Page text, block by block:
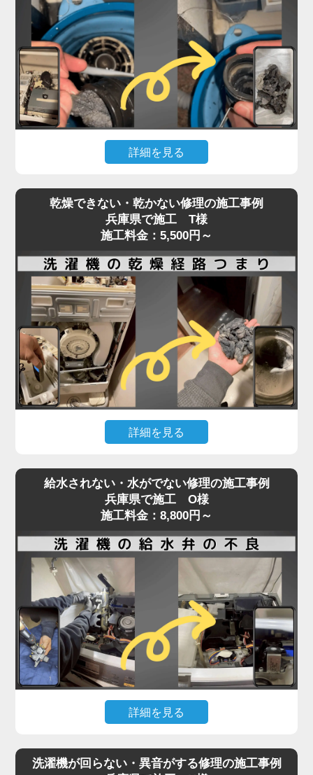
詳細を見る
くなった場合、内部に詰まった汚れや異物が原因で
あることが少なくありません。
排水口や排水フィルターの清掃で改善しない場合、
洗濯機内部のホースやポンプ部分に詰まりが起きて
いる可能性が高く、分解作業が必要となる専門的な
修理が求められます。実際の現場では、ホコリ・洗
剤カス・髪の毛などが固まり、水の流れを完全に塞
いでいることも。
排水エラーや脱水中の停止などの症状が出た場合、
無理に使用を続けるとモーターや基板の故障につな
がり、修理費用が高額になるリスクもあります。
「家電の達人」では、こうした内部詰まりの除去や
排水系統の点検・修理を最短即日で対応可能。
実に原因を特定し、適切な処置を行います。
排水・脱水のトラブルは、ぜひお早めにご相談くだ
乾燥できない・乾かない修理の施工事例
兵庫県で施工 T様
施工料金：5,500円～
詳細を見る
といった症状が出た場合、原因の多くは乾燥経路の
奥に溜まったホコリや汚れです。
フィルターを掃除しても改善しないときは、手の届
かない乾燥ダクト内部やヒートポンプ周辺に汚れが
詰まっている可能性が高く、自力での対応が難しい
状態です。
実際の現場では、数年分のホコリや繊維クズが乾燥
経路を完全に塞ぎ、熱風が循環できず乾燥が不完全
になるケースが多数見られます。
そのまま放置すると、ヒートポンプの故障や基板へ
の負担にもつながり、最悪の場合高額修理や買い替
えの原因にもなります。「家電の達人」では、ドラ
ム式洗濯機の乾燥不良トラブルに対し、分解による
ニングを実施。
給水されない・水がでない修理の施工事例
兵庫県で施工 O様
施工料金：8,800円～
詳細を見る
ロしか出ないといった症状は、「蛇口は開いている
洗濯機が回らない・異音がする修理の施工事例